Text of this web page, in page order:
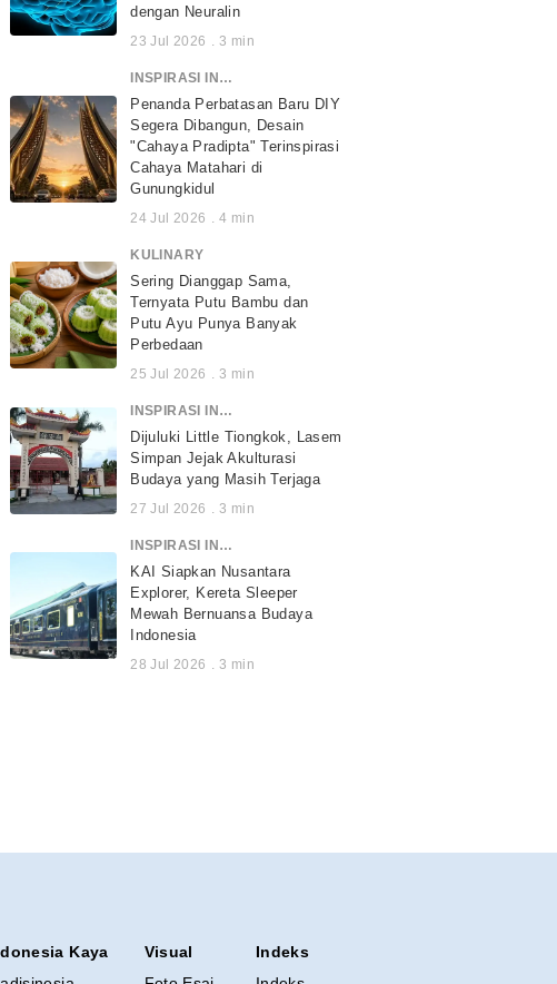
dengan Neuralin
23 Jul 2026 . 3 min
INSPIRASI INDONESIA
Penanda Perbatasan Baru DIY
Segera Dibangun, Desain
"Cahaya Pradipta" Terinspirasi
Cahaya Matahari di
Gunungkidul
24 Jul 2026 . 4 min
KULINARY
Sering Dianggap Sama,
Ternyata Putu Bambu dan
Putu Ayu Punya Banyak
Perbedaan
25 Jul 2026 . 3 min
INSPIRASI INDONESIA
Dijuluki Little Tiongkok, Lasem
Simpan Jejak Akulturasi
Budaya yang Masih Terjaga
27 Jul 2026 . 3 min
INSPIRASI INDONESIA
KAI Siapkan Nusantara
Explorer, Kereta Sleeper
Mewah Bernuansa Budaya
Indonesia
28 Jul 2026 . 3 min
Kaya
Visual
Indeks